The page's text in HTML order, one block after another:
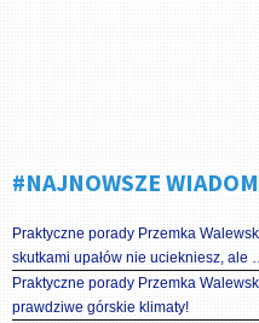
#NAJNOWSZE
Praktyczne porady Przemka
skutkami upałów nie uciekniesz, ale
Praktyczne porady Przemka
prawdziwe górskie klimaty!